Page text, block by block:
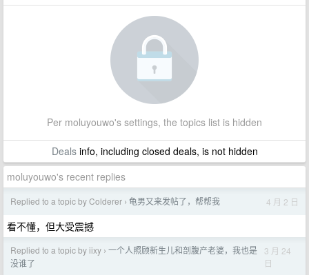
Per moluyouwo's settings, the topics list is hidden
Dealsinfo, including closed deals, is not hidden
moluyouwo's recent replies
Replied to a topic by Colderer › 龟男又来发帖了，帮帮我 4 月 2 日
看不懂，但大受震撼
Replied to a topic by iixy › 一个人照顾新生儿和剖腹产老婆，我也是
没谁了
3 月 24
日